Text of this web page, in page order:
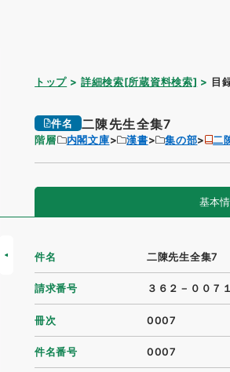
トップ 詳細検索[所蔵資料検索] 目
件名 二陳先生全集7
階層 内閣文庫 漢書 集の部 二
基本
件名 二陳先生全集7
請求番号 ３６２－００７１
冊次 0007
件名番号 0007